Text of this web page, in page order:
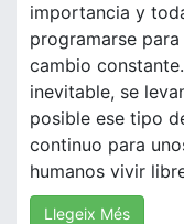
importancia y
programarse
cambio
inevitable, se
posible ese tipo
continuo para
humanos vivir
Llegeix Més